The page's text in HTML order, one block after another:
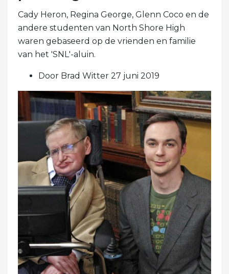
Cady Heron, Regina George, Glenn Coco en de
andere studenten van North Shore High
waren gebaseerd op de vrienden en familie
van het 'SNL'-aluin.
Door Brad Witter 27 juni 2019